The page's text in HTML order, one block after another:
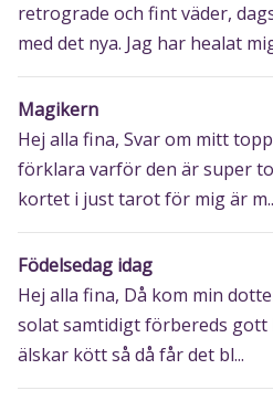
retrograde och fint väder,
med det nya. Jag har healat
Magikern
Hej alla fina, Svar om mitt
förklara varför den är super
kortet i just tarot för mig är
Födelsedag idag
Hej alla fina, Då kom min
solat samtidigt förbereds
älskar kött så då får det bl...